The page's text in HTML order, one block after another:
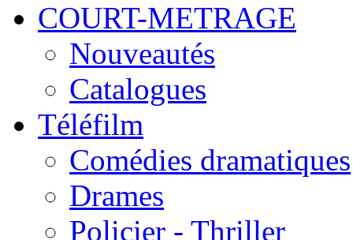
COURT-METRAGE
Nouveautés
Catalogues
Téléfilm
Comédies dramatiques
Drames
Policier - Thriller